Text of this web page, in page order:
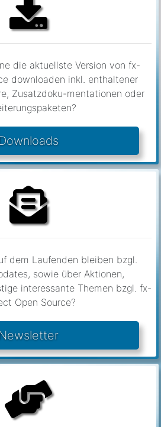
die aktuellste Version von fx-
downloaden inkl. enthaltener
Zusatzdoku-mentationen oder
dem Laufenden bleiben bzgl.
sowie über Aktionen,
interessante Themen bzgl. fx-
Open Source?